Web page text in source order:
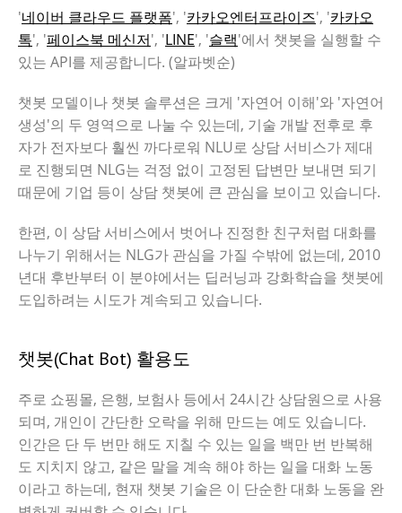
'네이버 클라우드 플랫폼', '카카오엔터프라이즈', '카카오
톡', '페이스북 메신저', 'LINE', '슬랙'에서 챗봇을 실행할 수
있는 API를 제공합니다. (알파벳순)
챗봇 모델이나 챗봇 솔루션은 크게 '자연어 이해'와 '자연어
생성'의 두 영역으로 나눌 수 있는데, 기술 개발 전후로 후
자가 전자보다 훨씬 까다로워 NLU로 상담 서비스가 제대
로 진행되면 NLG는 걱정 없이 고정된 답변만 보내면 되기
때문에 기업 등이 상담 챗봇에 큰 관심을 보이고 있습니다.
한편, 이 상담 서비스에서 벗어나 진정한 친구처럼 대화를
나누기 위해서는 NLG가 관심을 가질 수밖에 없는데, 2010
년대 후반부터 이 분야에서는 딥러닝과 강화학습을 챗봇에
도입하려는 시도가 계속되고 있습니다.
챗봇(Chat Bot) 활용도
주로 쇼핑몰, 은행, 보험사 등에서 24시간 상담원으로 사용
되며, 개인이 간단한 오락을 위해 만드는 예도 있습니다.
인간은 단 두 번만 해도 지칠 수 있는 일을 백만 번 반복해
도 지치지 않고, 같은 말을 계속 해야 하는 일을 대화 노동
이라고 하는데, 현재 챗봇 기술은 이 단순한 대화 노동을 완